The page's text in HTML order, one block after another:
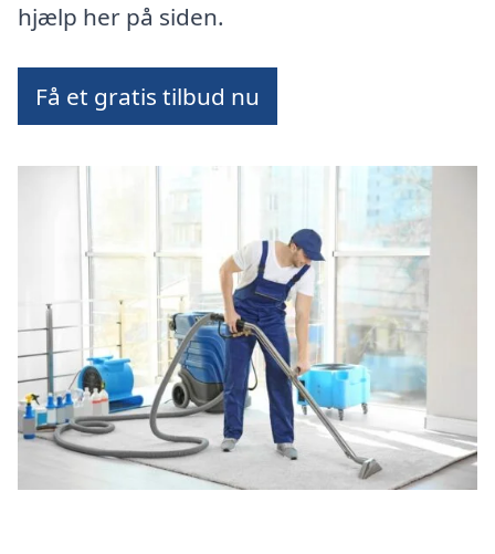
hjælp her på siden.
Få et gratis tilbud nu